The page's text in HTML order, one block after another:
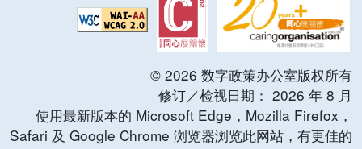
© 2026 数字政策办公室版权所有
修订／检视日期： 2026 年 8 月
使用最新版本的 Microsoft Edge，Mozilla Firefox，
Safari 及 Google Chrome 浏览器浏览此网站，有更佳的